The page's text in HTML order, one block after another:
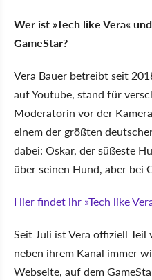
Wer ist »Tech like Vera«
GameStar?
Vera Bauer betreibt seit
auf Youtube, stand für
Moderatorin vor der
einem der größten
dabei: Oskar, der süßeste
über seinen Hund, aber bei
Hier findet ihr »Tech like
Seit Juli ist Vera offiziell
neben ihrem Kanal immer
Webseite, auf dem